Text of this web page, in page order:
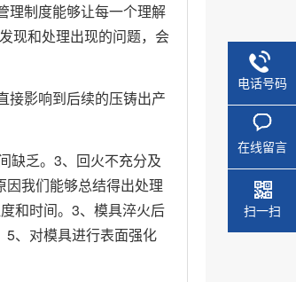
理制度能够让每一个理解
现和处理出现的问题，会
接影响到后续的压铸出产
缺乏。3、回火不充分及
我们能够总结得出处理
和时间。3、模具淬火后
5、对模具进行表面强化
电话号码
在线留言
扫一扫